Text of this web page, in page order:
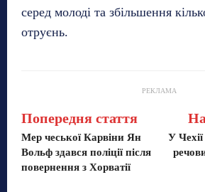
серед молоді та збільшення
отруєнь.
РЕКЛАМА
Попередня стаття
Мер чеської Карвіни Ян
Вольф здався поліції після
повернення з Хорватії
У